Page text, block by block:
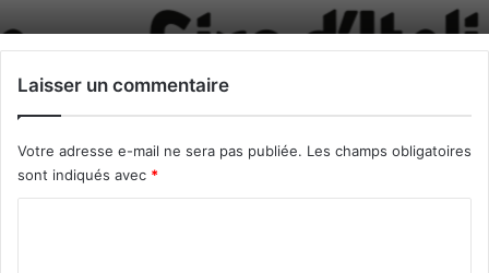
Laisser un commentaire
Votre adresse e-mail ne sera pas publiée. Les champs obligatoires
sont indiqués avec *